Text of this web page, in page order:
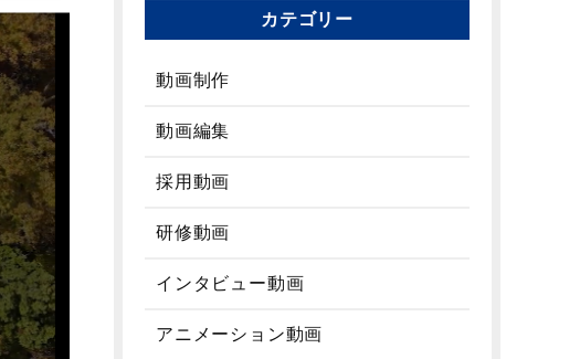
カテゴリー
動画制作
動画編集
採用動画
研修動画
インタビュー動画
アニメーション動画